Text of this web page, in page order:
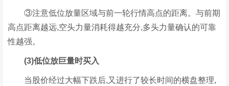
③注意低位放量区域与前一轮行情高点的距离。与前期
高点距离越远,空头力量消耗得越充分,多头力量确认的可靠
性越强。
(3)低位放巨量时买入
当股价经过大幅下跌后,又进行了较长时间的横盘整理,